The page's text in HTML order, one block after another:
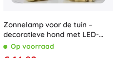
Zonnelamp voor de tuin –
decoratieve hond met LED-
lantaarn
Op voorraad